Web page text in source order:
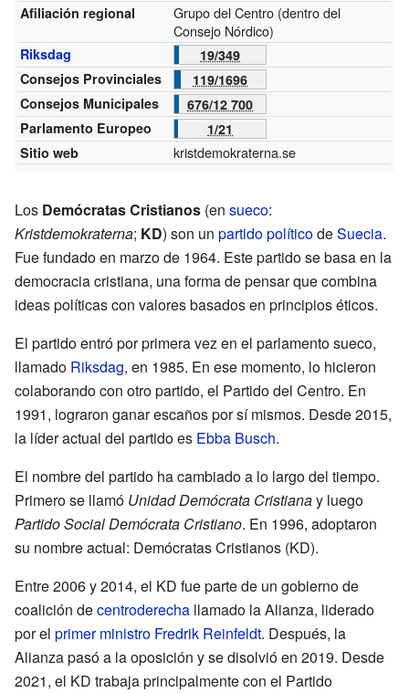
Afiliación regional
Grupo del Centro (dentro del
Consejo Nórdico)
Riksdag
19/349
Consejos Provinciales
119/1696
Consejos Municipales
676/12 700
Parlamento Europeo
1/21
Sitio web
kristdemokraterna.se
Los Demócratas Cristianos (en sueco:
Kristdemokraterna; KD) son un partido políticodeSuecia.
Fue fundado en marzo de 1964. Este partido se basa en la
democracia cristiana, una forma de pensar que combina
ideas políticas con valores basados en principios éticos.
El partido entró por primera vez en el parlamento sueco,
llamado Riksdag, en 1985. En ese momento, lo hicieron
colaborando con otro partido, el Partido del Centro. En
1991, lograron ganar escaños por sí mismos. Desde 2015,
la líder actual del partido es Ebba Busch.
El nombre del partido ha cambiado a lo largo del tiempo.
Primero se llamó Unidad Demócrata Cristianay luego
Partido Social Demócrata Cristiano. En 1996, adoptaron
su nombre actual: Demócratas Cristianos (KD).
Entre 2006 y 2014, el KD fue parte de un gobierno de
coalición decentroderecha llamado la Alianza, liderado
por el primer ministro Fredrik Reinfeldt. Después, la
Alianza pasó a la oposición y se disolvió en 2019. Desde
2021, el KD trabaja principalmente con el Partido